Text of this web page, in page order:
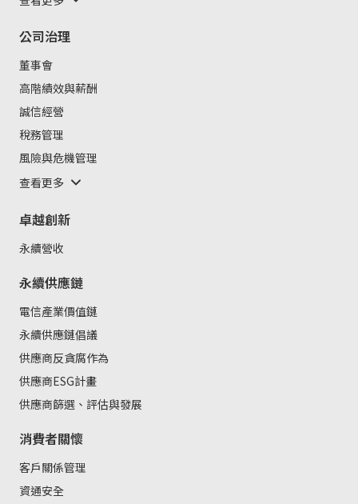
公司治理
董事會
高階績效與薪酬
誠信經營
稅務管理
風險與危機管理
查看更多
卓越創新
永續營收
永續供應鏈
電信產業價值鏈
永續供應鏈倡議
供應商反貪腐作為
供應商ESG計畫
供應商篩選、評估與發展
消費者關懷
客戶關係管理
資通安全